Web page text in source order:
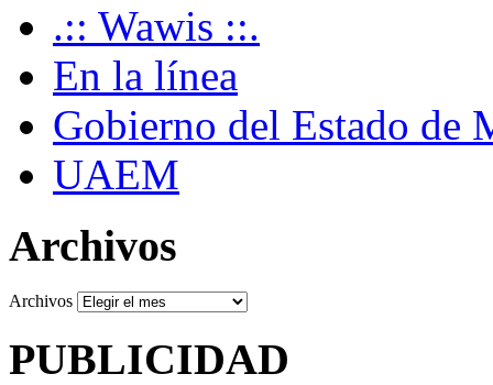
.:: Wawis ::.
En la línea
Gobierno del Estado de
UAEM
Archivos
Archivos
PUBLICIDAD